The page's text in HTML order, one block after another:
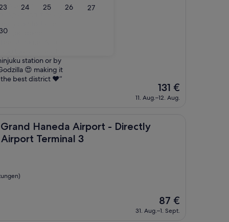
24 25 26 27
in
job doing
station or by
😍 making it
best district ❤️“
Der
Preis
beträgt
131 €
11. Aug.–12. Aug.
Haneda Airport - Directly
Terminal 3
Airport - Directly connected to Haneda Airport
Der
Preis
beträgt
87 €
31. Aug.–1. Sept.